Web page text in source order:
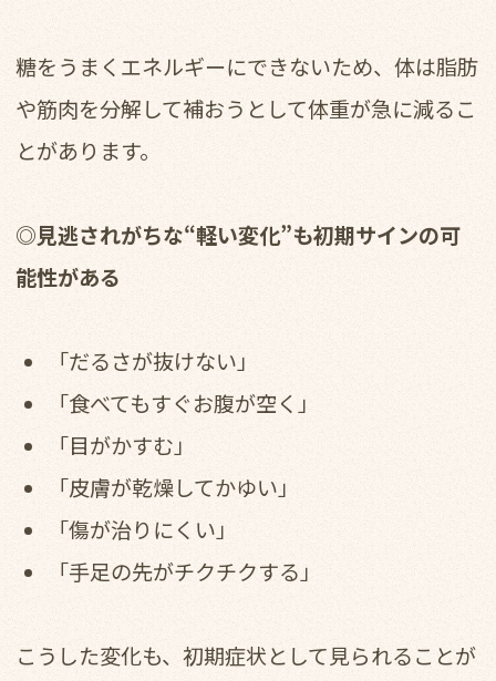
糖をうまくエネルギーにできないため、体は脂肪
や筋肉を分解して補おうとして体重が急に減るこ
とがあります。
◎見逃されがちな“軽い変化”も初期サインの可
能性がある
「だるさが抜けない」
「食べてもすぐお腹が空く」
「目がかすむ」
「皮膚が乾燥してかゆい」
「傷が治りにくい」
「手足の先がチクチクする」
こうした変化も、初期症状として見られることが